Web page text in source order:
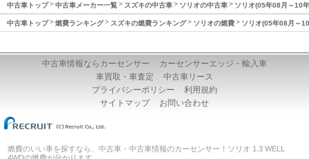
中古車トップ 中古車メーカー一覧 スズキの中古車 ソリオの中古車 ソリオ(05年08月～10
中古車トップ 燃費ランキング スズキの燃費ランキング ソリオの燃費 ソリオ(05年08月～
中古車情報ならカーセンサー
カーセンサーエッジ・輸入車
車買取・車査定
中古車リース
プライバシーポリシー
利用規約
サイトマップ
お問い合わせ
燃費のいい車を探すなら、中古車・中古車情報のカーセンサー！ソリオ 1.3 WELL